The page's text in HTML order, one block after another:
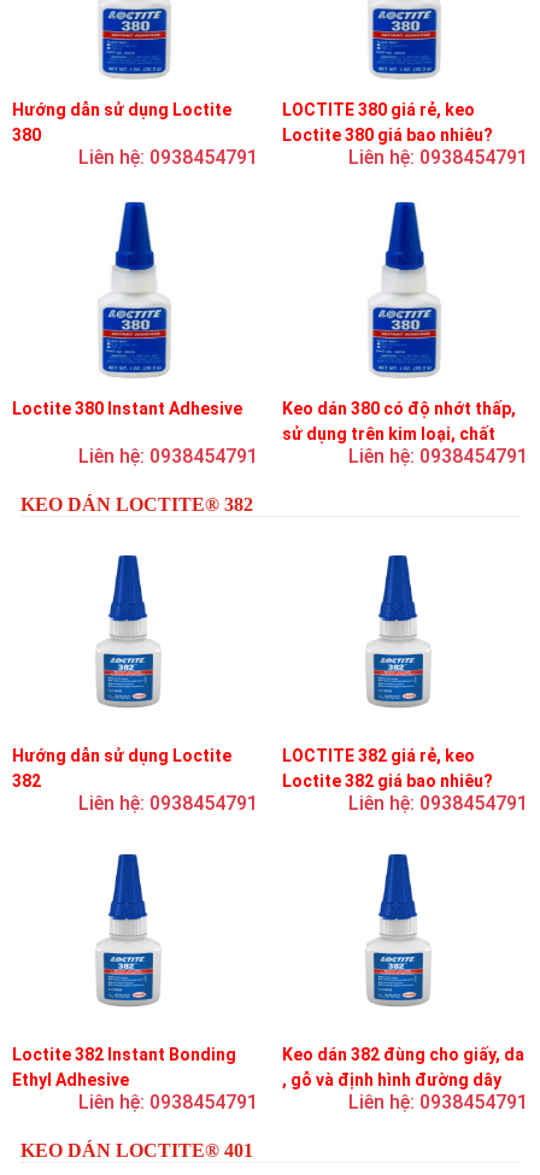
Hướng dẫn sử dụng Loctite
380
Liên hệ: 0938454791
LOCTITE 380 giá rẻ, keo
Loctite 380 giá bao nhiêu?
Liên hệ: 0938454791
Loctite 380 Instant Adhesive
Liên hệ: 0938454791
Keo dán 380 có độ nhớt thấp,
sử dụng trên kim loại, chất
đàn hồi và nhựaLiên hệ: 0938454791
KEO DÁN LOCTITE® 382
Hướng dẫn sử dụng Loctite
382
Liên hệ: 0938454791
LOCTITE 382 giá rẻ, keo
Loctite 382 giá bao nhiêu?
Liên hệ: 0938454791
Loctite 382 Instant Bonding
Ethyl Adhesive
Liên hệ: 0938454791
Keo dán 382 đùng cho giấy, da
, gỗ và định hình đường dây
trên bản mạchLiên hệ: 0938454791
KEO DÁN LOCTITE® 401